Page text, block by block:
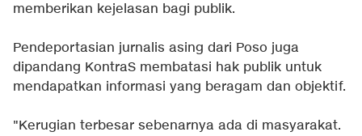
memberikan kejelasan bagi publik.
Pendeportasian jurnalis asing dari Poso juga
dipandang KontraS membatasi hak publik untuk
mendapatkan informasi yang beragam dan objektif.
"Kerugian terbesar sebenarnya ada di masyarakat.